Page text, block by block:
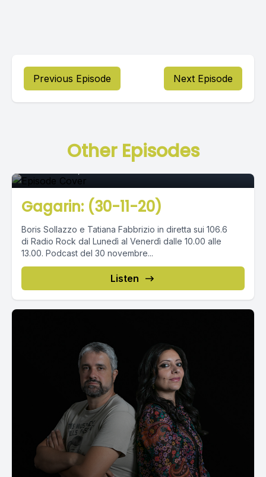
Previous Episode Next Episode
Other Episodes
Episode 0
Gagarin: (30-11-20)
Boris Sollazzo e Tatiana Fabbrizio in diretta sui 106.6
di Radio Rock dal Lunedì al Venerdì dalle 10.00 alle
13.00. Podcast del 30 novembre...
Listen